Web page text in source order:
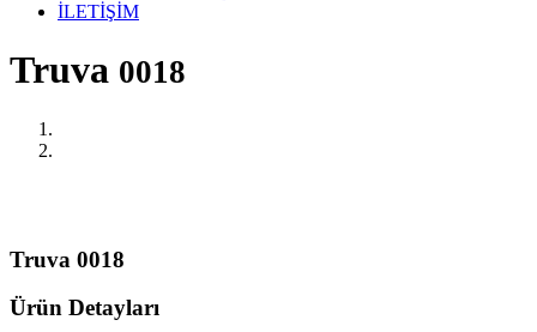
İLETİŞİM
Truva 0018
Truva 0018
Ürün Detayları